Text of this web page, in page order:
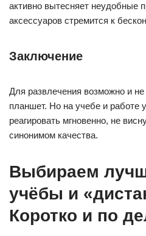
активно вытесняет неудобные
аксессуаров стремится к
Заключение
Для развлечения возможно и не
планшет. Но на учебе и работе
реагировать мгновенно, не
синонимом качества.
Выбираем
учёбы и
Коротко и по